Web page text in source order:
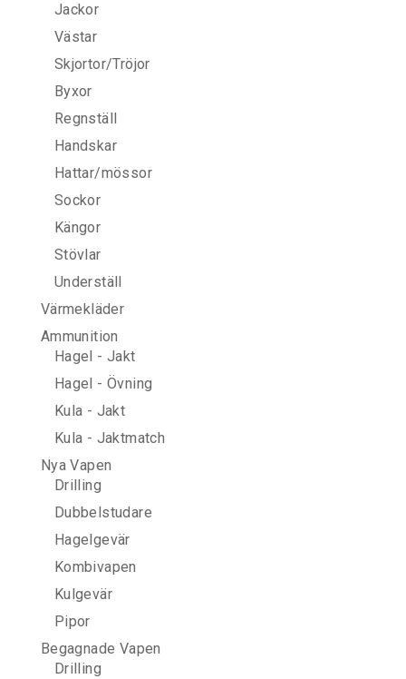
Jackor
Västar
Skjortor/Tröjor
Byxor
Regnställ
Handskar
Hattar/mössor
Sockor
Kängor
Stövlar
Underställ
Värmekläder
Ammunition
Hagel - Jakt
Hagel - Övning
Kula - Jakt
Kula - Jaktmatch
Nya Vapen
Drilling
Dubbelstudare
Hagelgevär
Kombivapen
Kulgevär
Pipor
Begagnade Vapen
Drilling